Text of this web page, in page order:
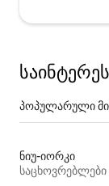
პოპულარული
ნიუ-იორკი